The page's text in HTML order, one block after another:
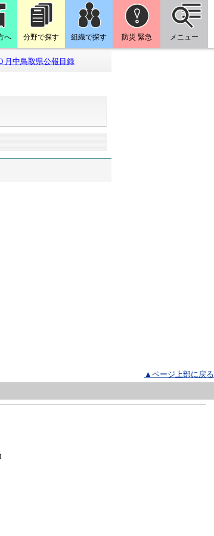
へ 分野で探す 組織で探す 防災 緊急 メニュー
月中鳥取県公報目録
▲ページ上部に戻る